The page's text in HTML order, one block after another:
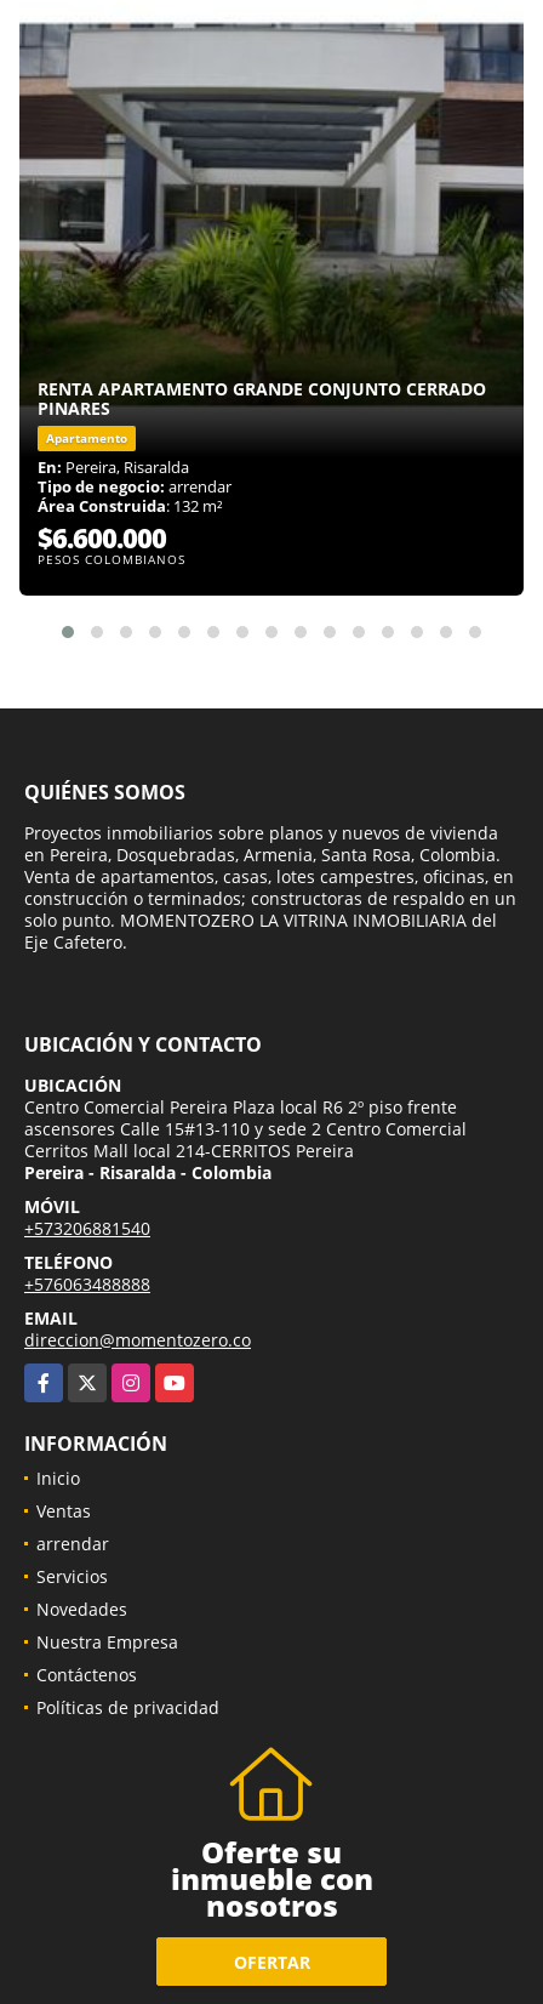
RENTA APARTAMENTO GRANDE CONJUNTO CERRADO
PINARES
Apartamento
En: Pereira, Risaralda
Tipo de negocio: arrendar
Área Construida: 132 m²
$6.600.000
PESOS COLOMBIANOS
QUIÉNES SOMOS
Proyectos inmobiliarios sobre planos y nuevos de vivienda
en Pereira, Dosquebradas, Armenia, Santa Rosa, Colombia.
Venta de apartamentos, casas, lotes campestres, oficinas, en
construcción o terminados; constructoras de respaldo en un
solo punto. MOMENTOZERO LA VITRINA INMOBILIARIA del
Eje Cafetero.
UBICACIÓN Y CONTACTO
UBICACIÓN
Centro Comercial Pereira Plaza local R6 2º piso frente
ascensores Calle 15#13-110 y sede 2 Centro Comercial
Cerritos Mall local 214-CERRITOS Pereira
Pereira - Risaralda - Colombia
MÓVIL
+573206881540
TELÉFONO
+576063488888
EMAIL
direccion@momentozero.co
Facebook
InstagramYouTube
INFORMACIÓN
Inicio
Ventas
arrendar
Servicios
Novedades
Nuestra Empresa
Contáctenos
Políticas de privacidad
Oferte su
inmueble con
nosotros
OFERTAR